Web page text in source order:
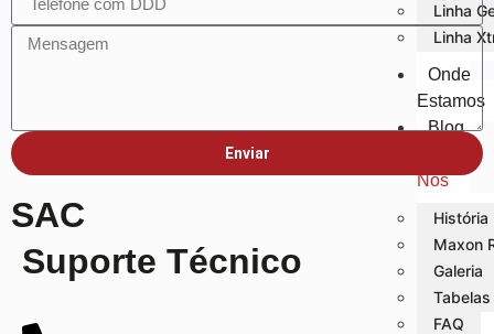
Linha
Linha
Onde
Estamos
Blog
Nós
História
Maxon
Galeria
FAQ
Enviar
SAC
Suporte Técnico